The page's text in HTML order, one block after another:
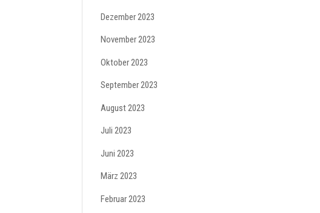
Dezember 2023
November 2023
Oktober 2023
September 2023
August 2023
Juli 2023
Juni 2023
März 2023
Februar 2023